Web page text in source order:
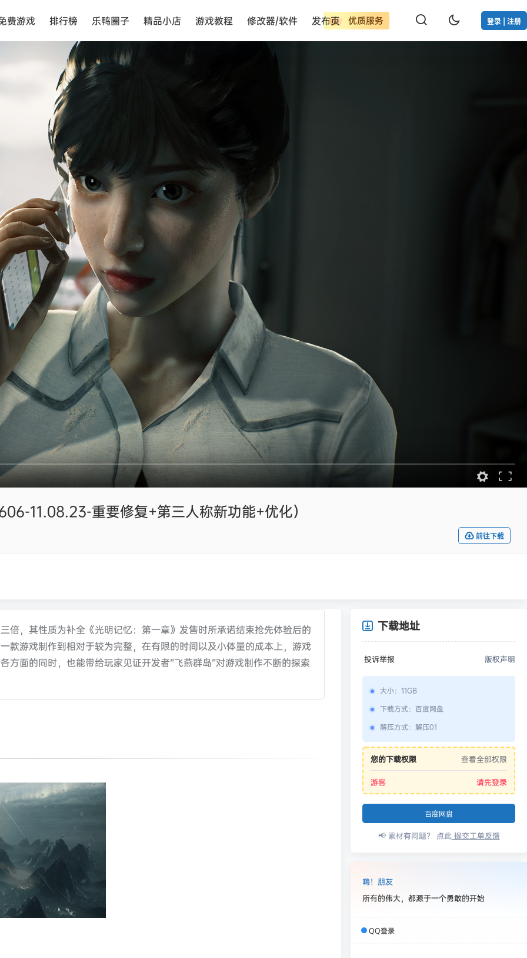
优质服务 登录 | 注册
费游戏 排行榜 乐鸭圈子 精品小店 游戏教程 修改器/软件 发布页
11.08.23-重要修复+第三人称新功能+优化）
前往下载
倍，其性质为补全《光明记忆：第一章》发售时所承诺结束抢先体验后的
款游戏制作到相对于较为完整，在有限的时间以及小体量的成本上，游戏
方面的同时，也能带给玩家见证开发者“飞燕群岛”对游戏制作不断的探索
下载地址
投诉举报 版权声明
大小： 11GB
下载方式： 百度网盘
解压方式： 解压01
您的下载权限 查看全部权限
游客 请先登录
百度网盘
📢 素材有问题？ 点此提交工单反馈
嗨！朋友
所有的伟大，都源于一个勇敢的开始
QQ登录